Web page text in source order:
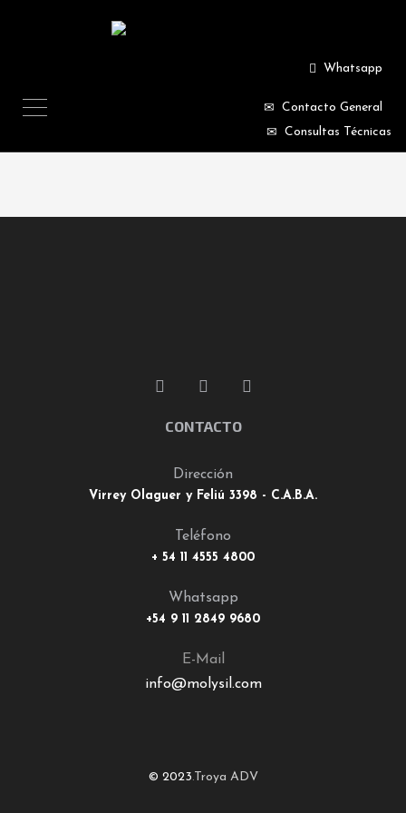
Whatsapp
Contacto General
Consultas Técnicas
CONTACTO
Dirección
Virrey Olaguer y Feliú 3398 - C.A.B.A.
Teléfono
+ 54 11 4555 4800
Whatsapp
+54 9 11 2849 9680
E-Mail
info@molysil.com
© 2023.Troya ADV